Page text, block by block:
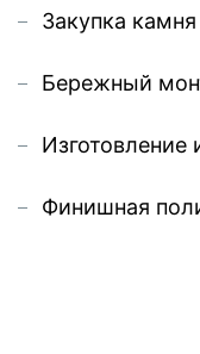
Закупка
Бережный
Финишная